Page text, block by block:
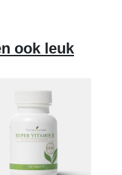
ook leuk